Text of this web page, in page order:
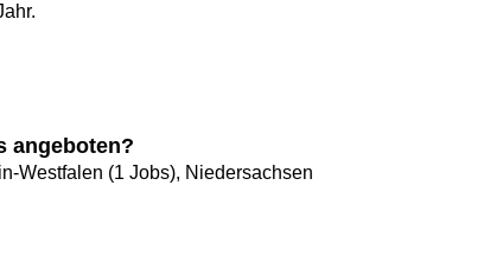
angeboten?
Westfalen (1 Jobs), Niedersachsen